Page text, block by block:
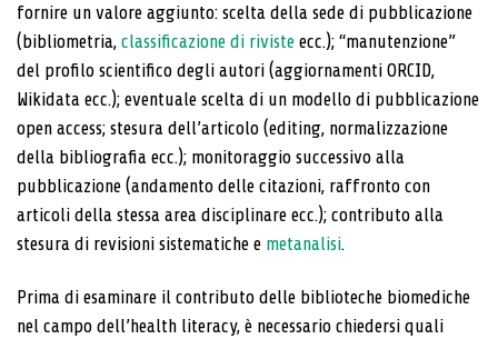
fornire un valore aggiunto: scelta della sede di pubblicazione
(bibliometria, classificazione di riviste ecc.); “manutenzione”
del profilo scientifico degli autori (aggiornamenti ORCID,
Wikidata ecc.); eventuale scelta di un modello di pubblicazione
open access; stesura dell’articolo (editing, normalizzazione
della bibliografia ecc.); monitoraggio successivo alla
pubblicazione (andamento delle citazioni, raffronto con
articoli della stessa area disciplinare ecc.); contributo alla
stesura di revisioni sistematiche e metanalisi.
Prima di esaminare il contributo delle biblioteche biomediche
nel campo dell’health literacy, è necessario chiedersi quali